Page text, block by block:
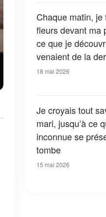
Chaque matin,
fleurs devant ma
ce que je
venaient de la
personne à
18 mai 2026
Je croyais tout
mari, jusqu’à ce
inconnue se
tombe
15 mai 2026